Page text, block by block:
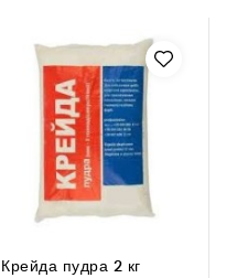
Крейда пудра 2 кг